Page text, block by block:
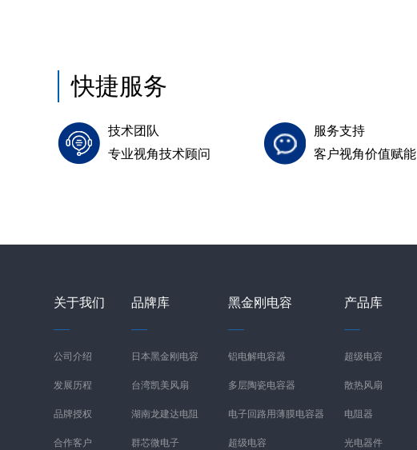
快捷服务
技术团队
专业视角技术顾问
服务支持
客户视角价值赋能
关于我们
公司介绍
发展历程
品牌授权
合作客户
品牌库
日本黑金刚电容
台湾凯美风扇
湖南龙建达电阻
群芯微电子
黑金刚电容
铝电解电容器
多层陶瓷电容器
电子回路用薄膜电容器
超级电容
产品库
超级电容
散热风扇
电阻器
光电器件